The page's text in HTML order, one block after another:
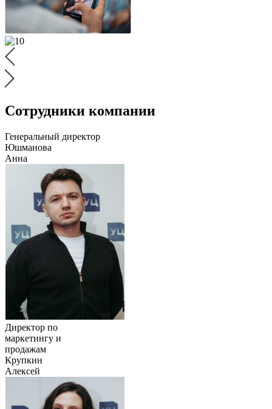
Сотрудники компании
Генеральный директор
Юшманова
Анна
Директор по
маркетингу и
продажам
Крупкин
Алексей